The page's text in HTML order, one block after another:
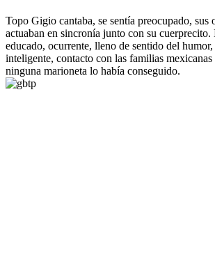
Topo Gigio cantaba, se sentía preocupado, sus
actuaban en sincronía junto con su cuerprecito.
educado, ocurrente, lleno de sentido del
inteligente, contacto con las familias mexicanas
ninguna marioneta lo había conseguido.